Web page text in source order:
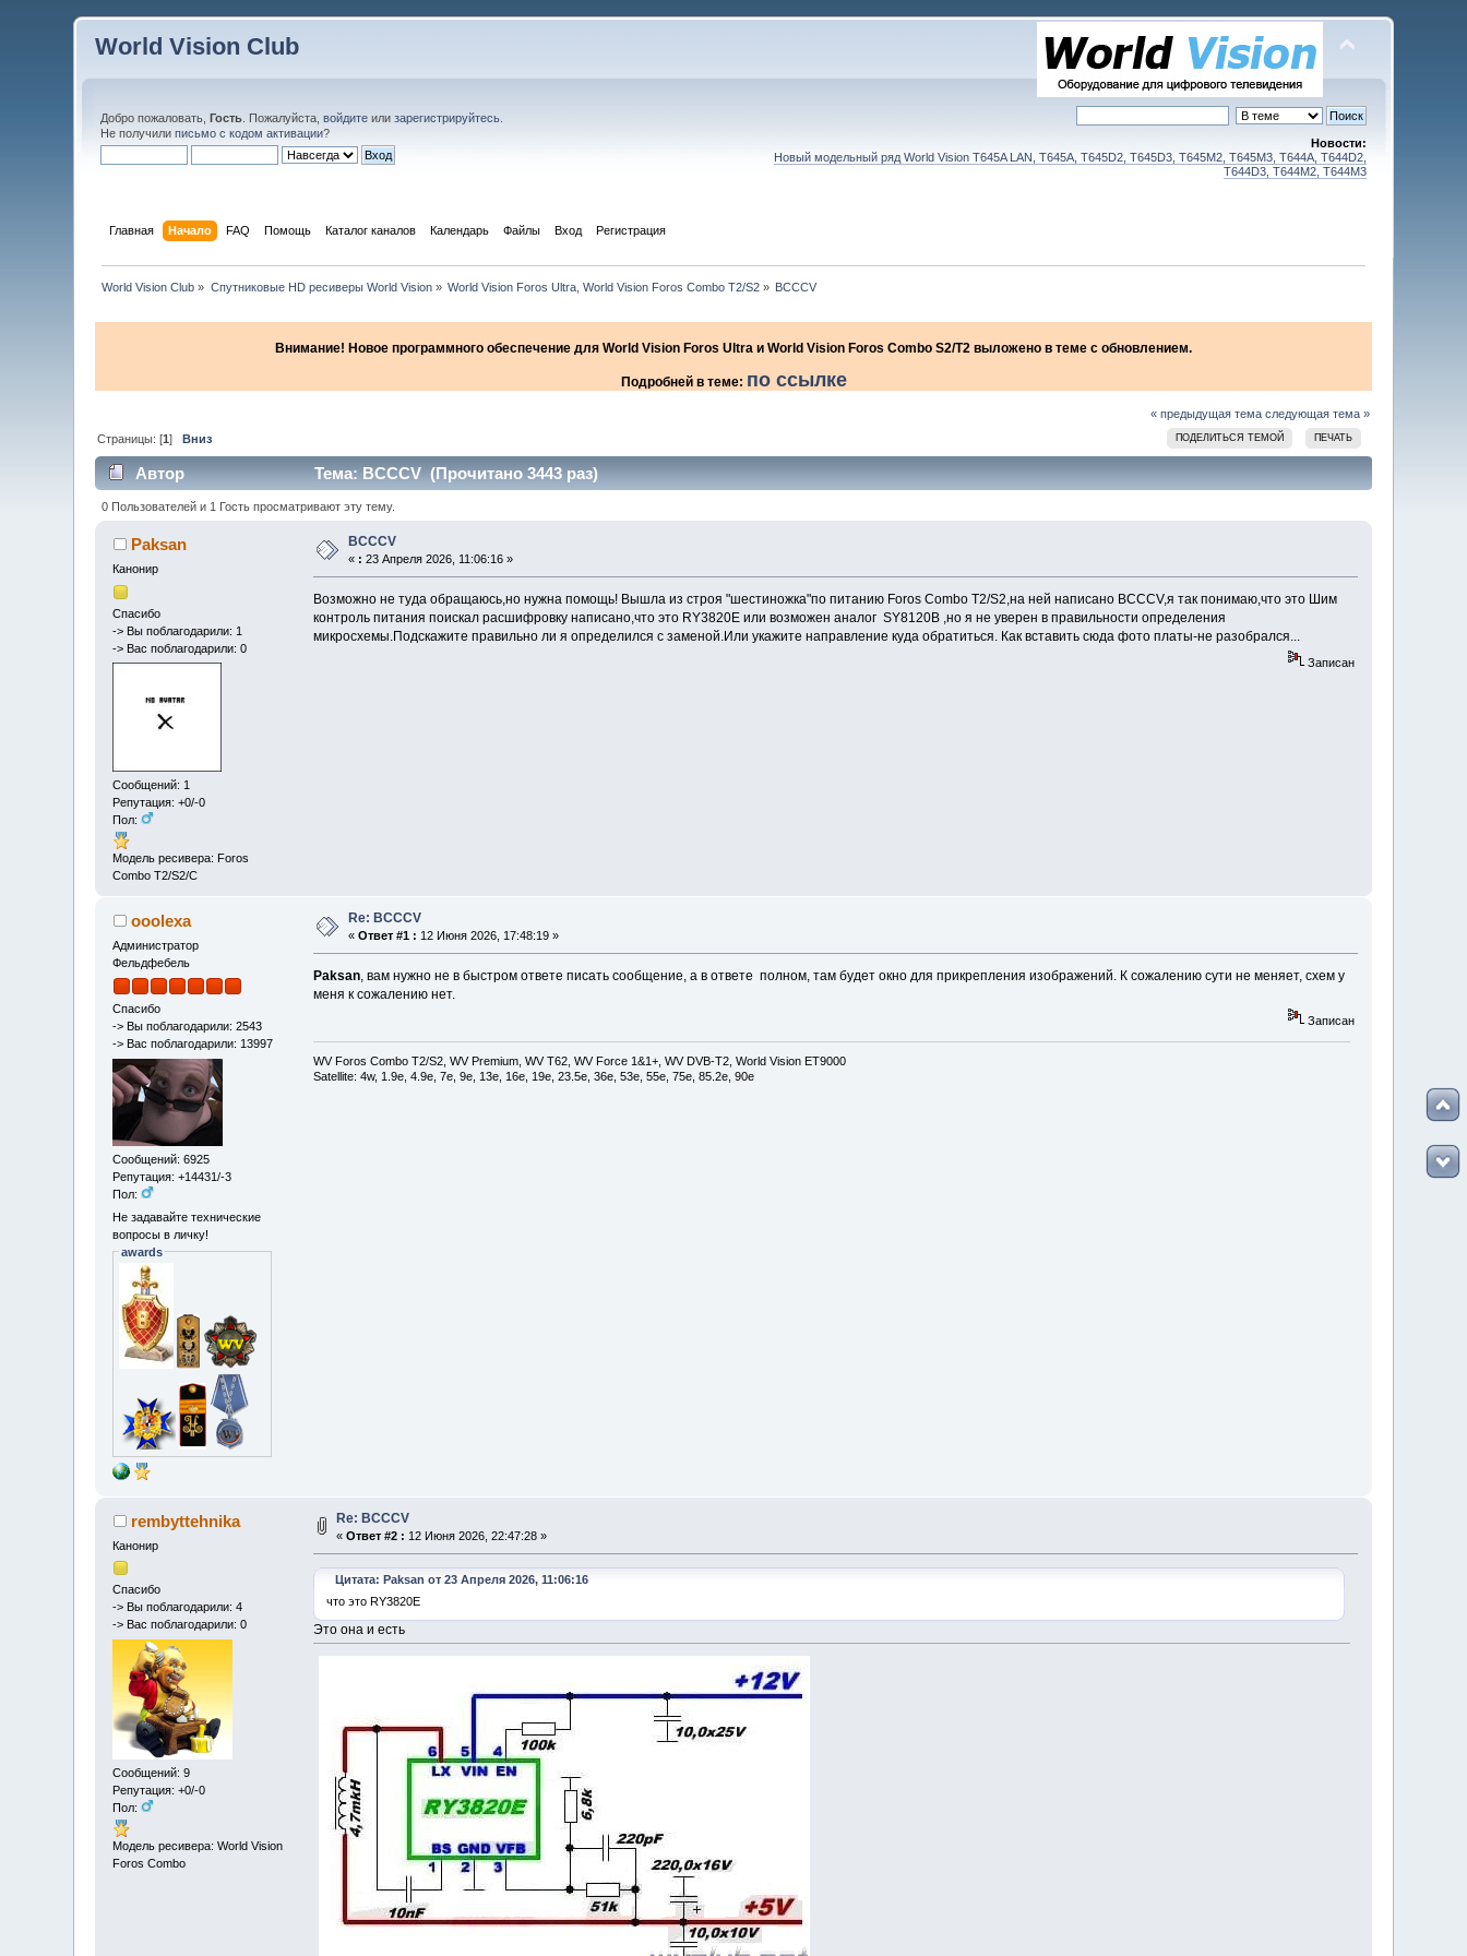
World Vision Club
Добро пожаловать,Гость . Пожалуйста,войдите илизарегистрируйтесь
Не получилиписьмо с кодом активации?
Новости:
Новый модельный ряд World Vision T645A LAN, T645A, T645D2, T645D3, T645M2, T645M3, T644A, T644D2,
T644D3, T644M2, T644M3
Главная Начало FAQ Помощь Каталог каналов Календарь Файлы Вход Регистрация
World Vision Club » Спутниковые HD ресиверы World Vision» World Vision Foros Ultra, World Vision Foros Combo T2/S2 » BCCCV
Внимание! Новое программного обеспечение для World Vision Foros Ultra и World Vision Foros Combo S2/T2 выложено в теме с обновлением.
Подробней в теме: по ссылке
« предыдущая тема следующая тема »
ПОДЕЛИТЬСЯ ТЕМОЙ ПЕЧАТЬ
Страницы: [1]Вниз
Автор Тема: BCCCV (Прочитано 3443 раз)
0 Пользователей и 1 Гость просматривают эту тему.
Paksan
Канонир
Спасибо
-> Вы поблагодарили: 1
-> Вас поблагодарили: 0
Сообщений: 1
Репутация: +0/-0
Пол:
Модель ресивера: Foros
Combo T2/S2/C
BCCCV
« : 23 Апреля 2026, 11:06:16 »
Возможно не туда обращаюсь,но нужна помощь! Вышла из строя "шестиножка"по питанию Foros Combo T2/S2,на ней написано BCCCV,я так понимаю,что это Шим
контроль питания поискал расшифровку написано,что это RY3820E или возможен аналог SY8120B ,но я не уверен в правильности определения
микросхемы.Подскажите правильно ли я определился с заменой.Или укажите направление куда обратиться. Как вставить сюда фото платы-не разобрался...
Записан
ooolexa
Администратор
Фельдфебель
Спасибо
-> Вы поблагодарили: 2543
-> Вас поблагодарили: 13997
Сообщений: 6925
Репутация: +14431/-3
Пол:
Не задавайте технические
вопросы в личку!
awards
Re: BCCCV
«Ответ #1 : 12 Июня 2026, 17:48:19 »
Paksan, вам нужно не в быстром ответе писать сообщение, а в ответе полном, там будет окно для прикрепления изображений. К сожалению сути не меняет, схем у
меня к сожалению нет.
Записан
WV Foros Combo T2/S2, WV Premium, WV T62, WV Force 1&1+, WV DVB-T2, World Vision ET9000
Satellite: 4w, 1.9е, 4.9e, 7e, 9e, 13e, 16е, 19e, 23.5e, 36e, 53е, 55e, 75e, 85.2e, 90e
rembyttehnika
Канонир
Спасибо
-> Вы поблагодарили: 4
-> Вас поблагодарили: 0
Сообщений: 9
Репутация: +0/-0
Пол:
Модель ресивера: World Vision
Foros Combo
Re: BCCCV
«Ответ #2 : 12 Июня 2026, 22:47:28 »
Цитата: Paksan от 23 Апреля 2026, 11:06:16
что это RY3820E
Это она и есть